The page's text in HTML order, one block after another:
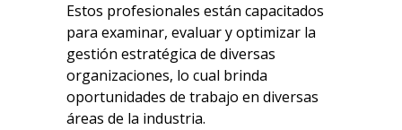
Estos profesionales están capacitados
para examinar, evaluar y optimizar la
gestión estratégica de diversas
organizaciones, lo cual brinda
oportunidades de trabajo en diversas
áreas de la industria.